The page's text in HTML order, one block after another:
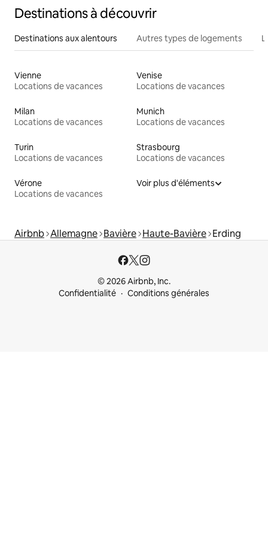
Destinations à découvrir
Destinations aux alentours Autres types de logements
Vienne
Locations de vacances
Venise
Locations de vacances
Milan
Locations de vacances
Munich
Locations de vacances
Turin
Locations de vacances
Strasbourg
Locations de vacances
Vérone
Locations de vacances
Voir plus d'éléments
Airbnb Allemagne Bavière Haute-Bavière Erding
© 2026 Airbnb, Inc.
Confidentialité
Conditions générales